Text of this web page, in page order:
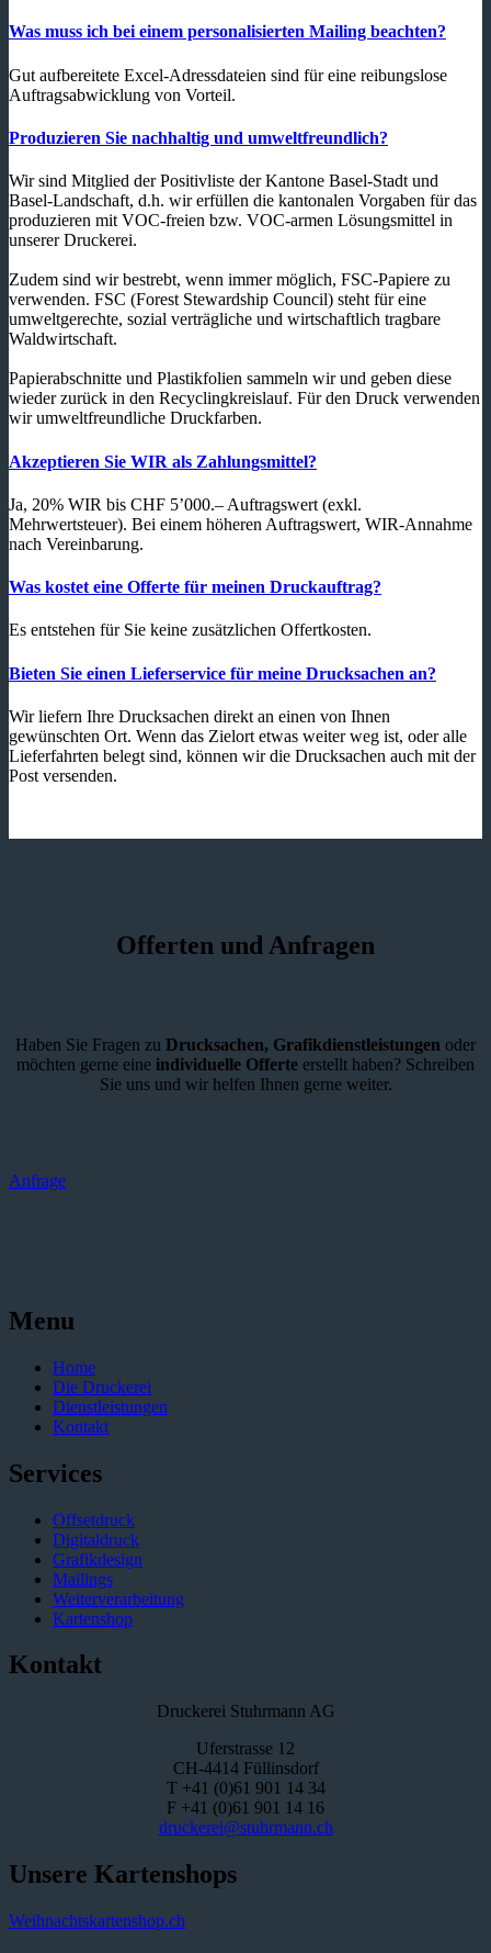
Was muss ich bei einem personalisierten Mailing beachten?
Gut aufbereitete Excel-Adressdateien sind für eine reibungslose
Auftragsabwicklung von Vorteil.
Produzieren Sie nachhaltig und umweltfreundlich?
Wir sind Mitglied der Positivliste der Kantone Basel-Stadt und
Basel-Landschaft, d.h. wir erfüllen die kantonalen Vorgaben für das
produzieren mit VOC-freien bzw. VOC-armen Lösungsmittel in
unserer Druckerei.
Zudem sind wir bestrebt, wenn immer möglich, FSC-Papiere zu
verwenden. FSC (Forest Stewardship Council) steht für eine
umweltgerechte, sozial verträgliche und wirtschaftlich tragbare
Waldwirtschaft.
Papierabschnitte und Plastikfolien sammeln wir und geben diese
wieder zurück in den Recyclingkreislauf. Für den Druck verwenden
wir umweltfreundliche Druckfarben.
Akzeptieren Sie WIR als Zahlungsmittel?
Ja, 20% WIR bis CHF 5’000.– Auftragswert (exkl.
Mehrwertsteuer). Bei einem höheren Auftragswert, WIR-Annahme
nach Vereinbarung.
Was kostet eine Offerte für meinen Druckauftrag?
Es entstehen für Sie keine zusätzlichen Offertkosten.
Bieten Sie einen Lieferservice für meine Drucksachen an?
Wir liefern Ihre Drucksachen direkt an einen von Ihnen
gewünschten Ort. Wenn das Zielort etwas weiter weg ist, oder alle
Lieferfahrten belegt sind, können wir die Drucksachen auch mit der
Post versenden.
Offerten und Anfragen
Haben Sie Fragen zu Drucksachen, Grafikdienstleistungen oder
möchten gerne eine individuelle Offerte erstellt haben? Schreiben
Sie uns und wir helfen Ihnen gerne weiter.
Anfrage
Menu
Home
Die Druckerei
Dienstleistungen
Kontakt
Services
Offsetdruck
Digitaldruck
Grafikdesign
Mailings
Weiterverarbeitung
Kartenshop
Kontakt
Druckerei Stuhrmann AG
Uferstrasse 12
CH-4414 Füllinsdorf
T +41 (0)61 901 14 34
F +41 (0)61 901 14 16
druckerei@stuhrmann.ch
Unsere Kartenshops
Weihnachtskartenshop.ch